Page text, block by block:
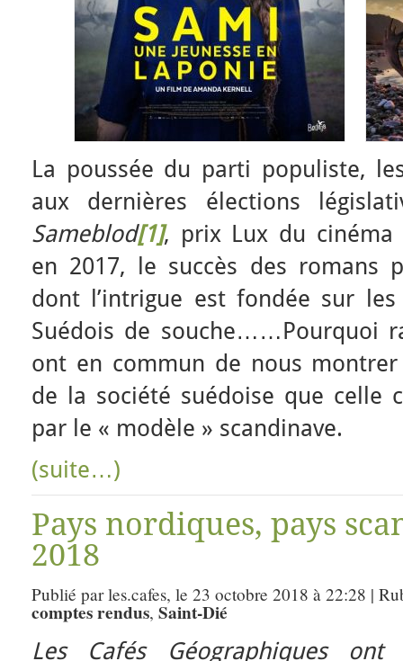
La poussée du parti populiste,
aux dernières élections
Sameblod[1], prix Lux du cinéma
en 2017, le succès des romans
dont l’intrigue est fondée sur
Suédois de souche……Pourquoi
ont en commun de nous
de la société suédoise que celle
par le « modèle » scandinave.
(suite…)
Pays nordiques, pays
2018
Publié par les.cafes, le 23 octobre 2018 à 22:28 |
comptes rendus, Saint-Dié
Les Cafés Géographiques